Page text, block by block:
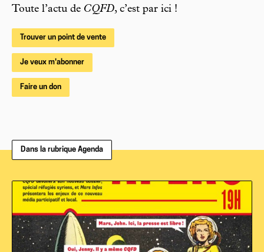
Toute l’actu de CQFD, c’est par ici !
Trouver un point de vente
Je veux m'abonner
Faire un don
Dans la rubrique Agenda